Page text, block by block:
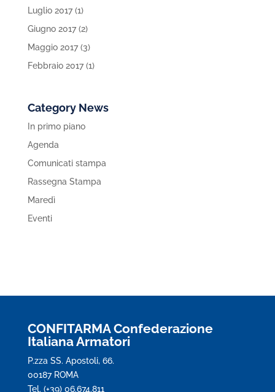
Luglio 2017(1)
Giugno 2017(2)
Maggio 2017(3)
Febbraio 2017(1)
Category News
In primo piano
Agenda
Comunicati stampa
Rassegna Stampa
Maredì
Eventi
CONFITARMA Confederazione
Italiana Armatori
P.zza SS. Apostoli, 66.
00187 ROMA
Tel. (+39) 06.674.811